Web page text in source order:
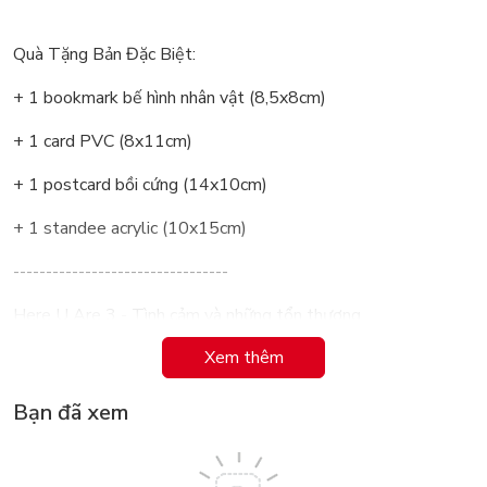
Quà Tặng Bản Đặc Biệt:
+ 1 bookmark bế hình nhân vật (8,5x8cm)
+ 1 card PVC (8x11cm)
+ 1 postcard bồi cứng (14x10cm)
+ 1 standee acrylic (10x15cm)
---------------------------------
“Tôi thích anh. Tôi muốn anh cũng thích tôi…’’
…
viên Ngu Dương dần trở nên thân thiết hơn với đàn em khóa
Xem thêm
Bạn đã xem